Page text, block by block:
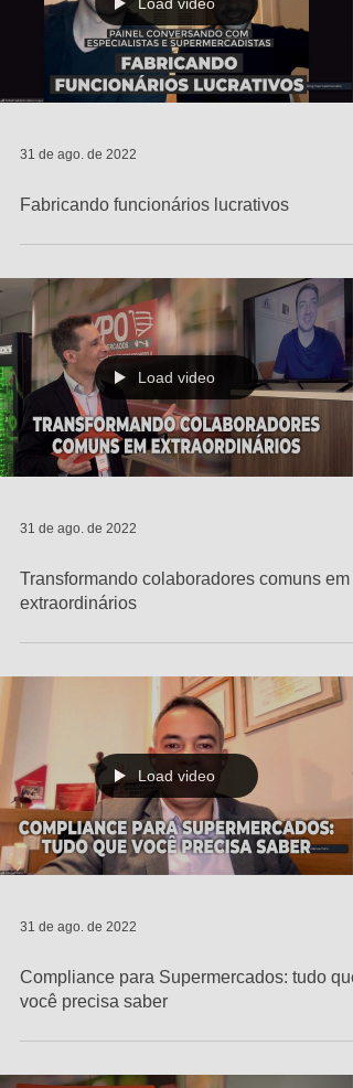
31 de ago. de 2022
Fabricando funcionários lucrativos
Load video
31 de ago. de 2022
Transformando colaboradores comuns em
extraordinários
Load video
31 de ago. de 2022
Compliance para Supermercados: tudo que
você precisa saber